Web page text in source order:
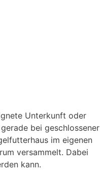
Unterkunft oder
bei geschlossener
im eigenen
versammelt. Dabei
kann.